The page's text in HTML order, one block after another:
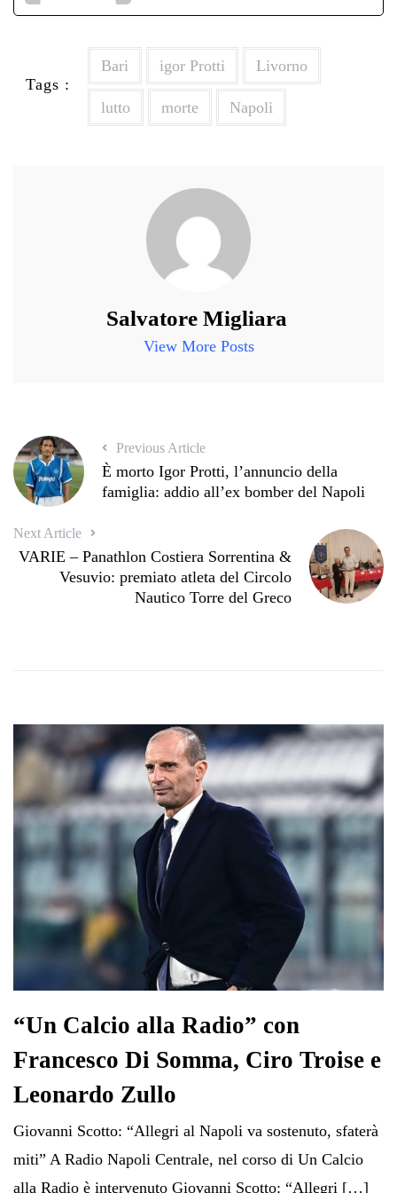
Tags :
Bari igor Protti Livorno
lutto morte Napoli
Salvatore Migliara
View More Posts
Previous Article
È morto Igor Protti, l’annuncio della
famiglia: addio all’ex bomber del Napoli
Next Article
VARIE – Panathlon Costiera Sorrentina &
Vesuvio: premiato atleta del Circolo
Nautico Torre del Greco
“Un Calcio alla Radio” con
Francesco Di Somma, Ciro Troise e
Leonardo Zullo
Giovanni Scotto: “Allegri al Napoli va sostenuto, sfaterà
miti” A Radio Napoli Centrale, nel corso di Un Calcio
alla Radio è intervenuto Giovanni Scotto: “Allegri […]